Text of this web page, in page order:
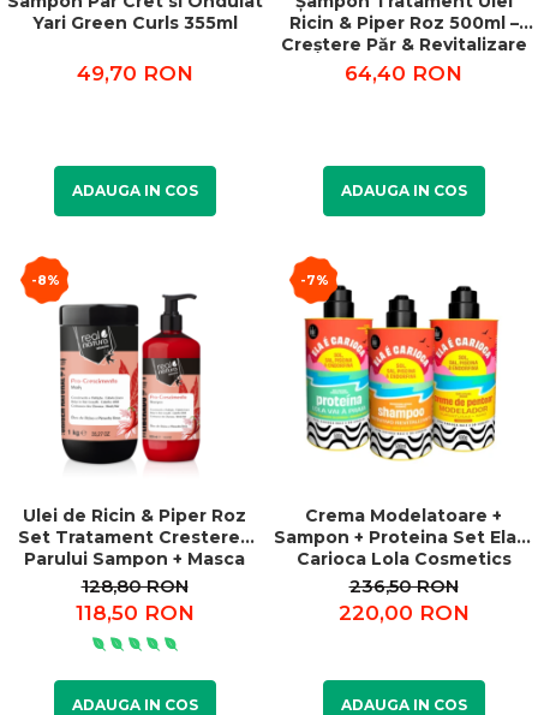
Yari Green Curls 355ml
49,70 RON
ADAUGA IN COS
Ricin & Piper Roz 500ml –
Creștere Păr & Revitalizare
Scalp
64,40 RON
ADAUGA IN COS
-8%
Ulei de Ricin & Piper Roz
Set Tratament Cresterea
Parului Sampon + Masca
128,80 RON
118,50 RON
ADAUGA IN COS
-7%
Crema Modelatoare +
Sampon + Proteina Set Ela e
Carioca Lola Cosmetics
236,50 RON
220,00 RON
ADAUGA IN COS